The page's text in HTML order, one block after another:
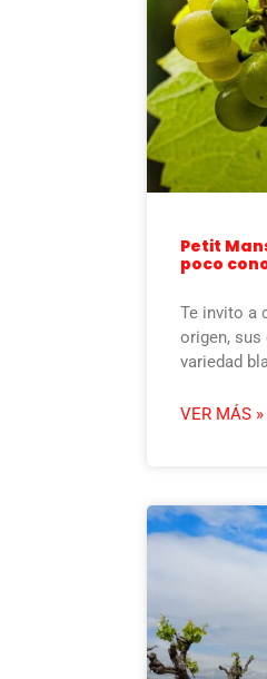
Petit
poco
Te invito a
origen,
variedad
VER MÁS »